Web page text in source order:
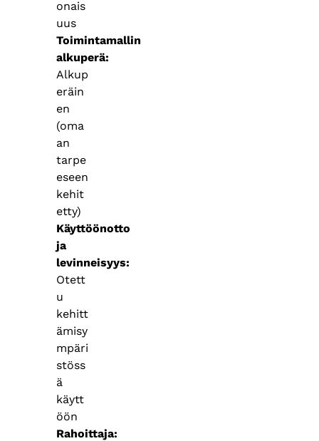
onais
uus
Toimintamallin
alkuperä
Alkup
eräin
en
(oma
an
tarpe
eseen
kehit
etty)
Käyttöönotto
ja
levinneisyys
Otett
u
kehitt
ämisy
mpäri
stöss
ä
käytt
öön
Rahoittaja